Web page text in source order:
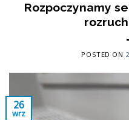
Rozpoczynamy
POSTED ON
26
wrz